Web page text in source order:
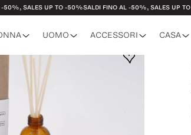
SALES UP TO -50% SALDI FINO AL -50%, SALES UP TO -50%
UOMO ACCESSORI CASA